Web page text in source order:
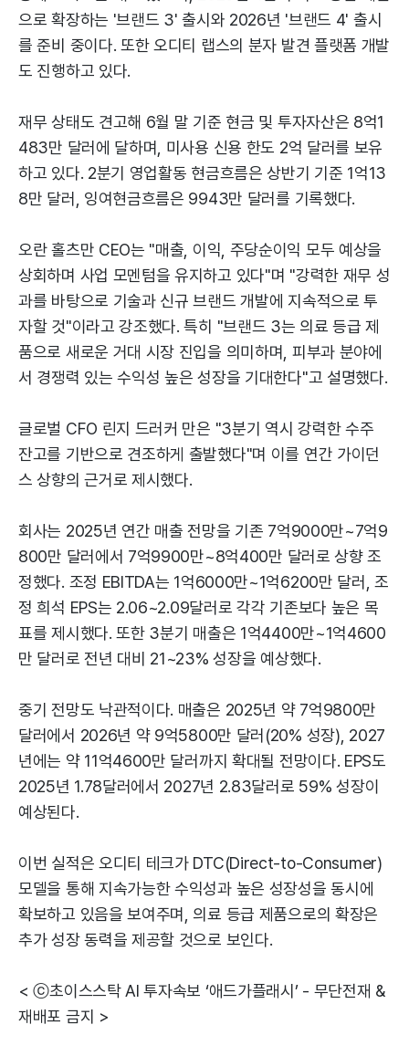
으로 확장하는 '브랜드 3' 출시와 2026년 '브랜드 4' 출시
를 준비 중이다. 또한 오디티 랩스의 분자 발견 플랫폼 개발
도 진행하고 있다.
재무 상태도 견고해 6월 말 기준 현금 및 투자자산은 8억1
483만 달러에 달하며, 미사용 신용 한도 2억 달러를 보유
하고 있다. 2분기 영업활동 현금흐름은 상반기 기준 1억13
8만 달러, 잉여현금흐름은 9943만 달러를 기록했다.
오란 홀츠만 CEO는 "매출, 이익, 주당순이익 모두 예상을
상회하며 사업 모멘텀을 유지하고 있다"며 "강력한 재무 성
과를 바탕으로 기술과 신규 브랜드 개발에 지속적으로 투
자할 것"이라고 강조했다. 특히 "브랜드 3는 의료 등급 제
품으로 새로운 거대 시장 진입을 의미하며, 피부과 분야에
서 경쟁력 있는 수익성 높은 성장을 기대한다"고 설명했다.
글로벌 CFO 린지 드러커 만은 "3분기 역시 강력한 수주
잔고를 기반으로 견조하게 출발했다"며 이를 연간 가이던
스 상향의 근거로 제시했다.
회사는 2025년 연간 매출 전망을 기존 7억9000만~7억9
800만 달러에서 7억9900만~8억400만 달러로 상향 조
정했다. 조정 EBITDA는 1억6000만~1억6200만 달러, 조
정 희석 EPS는 2.06~2.09달러로 각각 기존보다 높은 목
표를 제시했다. 또한 3분기 매출은 1억4400만~1억4600
만 달러로 전년 대비 21~23% 성장을 예상했다.
중기 전망도 낙관적이다. 매출은 2025년 약 7억9800만
달러에서 2026년 약 9억5800만 달러(20% 성장), 2027
년에는 약 11억4600만 달러까지 확대될 전망이다. EPS도
2025년 1.78달러에서 2027년 2.83달러로 59% 성장이
예상된다.
이번 실적은 오디티 테크가 DTC(Direct-to-Consumer)
모델을 통해 지속가능한 수익성과 높은 성장성을 동시에
확보하고 있음을 보여주며, 의료 등급 제품으로의 확장은
추가 성장 동력을 제공할 것으로 보인다.
< ⓒ초이스스탁 AI 투자속보 ‘애드가플래시’ - 무단전재 &
재배포 금지 >